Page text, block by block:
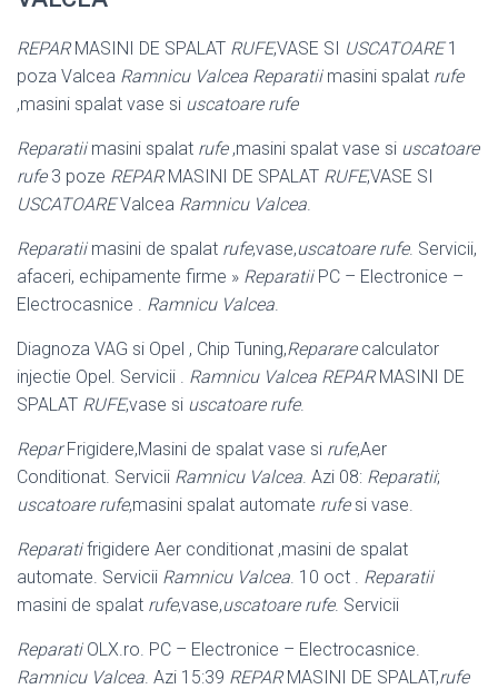
REPARMASINI DE SPALAT RUFE,VASE SI USCATOARE1
poza Valcea Ramnicu Valcea Reparatiimasini spalat rufe
,masini spalat vase si uscatoare rufe
Reparatiimasini spalat rufe,masini spalat vase si uscatoare
rufe3 poze REPARMASINI DE SPALAT RUFE,VASE SI
USCATOAREValcea Ramnicu Valcea.
Reparatiimasini de spalat rufe,vase,uscatoare rufe. Servicii,
afaceri, echipamente firme » ReparatiiPC – Electronice –
Electrocasnice . Ramnicu Valcea.
Diagnoza VAG si Opel , Chip Tuning,Repararecalculator
injectie Opel. Servicii . Ramnicu Valcea REPARMASINI DE
SPALAT RUFE,vase si uscatoare rufe.
ReparFrigidere,Masini de spalat vase si rufe,Aer
Conditionat. Servicii Ramnicu Valcea. Azi 08: Reparatii;
uscatoare rufe,masini spalat automate rufesi vase.
Reparatifrigidere Aer conditionat ,masini de spalat
automate. Servicii Ramnicu Valcea. 10 oct . Reparatii
masini de spalat rufe,vase,uscatoare rufe. Servicii
ReparatiOLX.ro. PC – Electronice – Electrocasnice.
Ramnicu Valcea. Azi 15:39 REPARMASINI DE SPALAT,rufe